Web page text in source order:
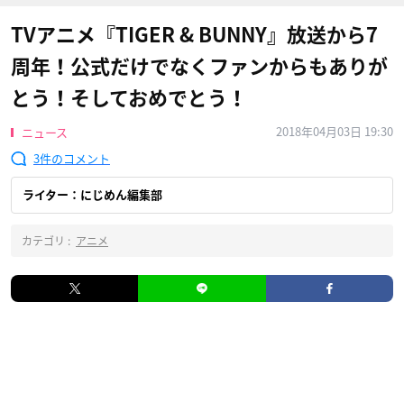
TVアニメ『TIGER & BUNNY』放送から7
周年！公式だけでなくファンからもありが
とう！そしておめでとう！
ニュース
2018年04月03日 19:30
3
ライター：にじめん編集部
カテゴリ : アニメ